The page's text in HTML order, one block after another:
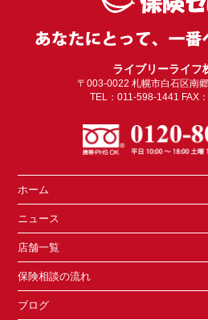
ライブリーライフ
〒003-0022 札幌市白石区南
TEL：011-598-1441 FAX
ホーム
ニュース
店舗一覧
保険相談の流れ
ブログ